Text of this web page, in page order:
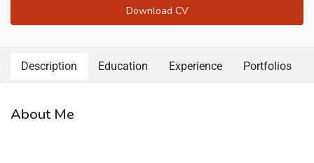
Download CV
Description Education Experience Portfolios
About Me